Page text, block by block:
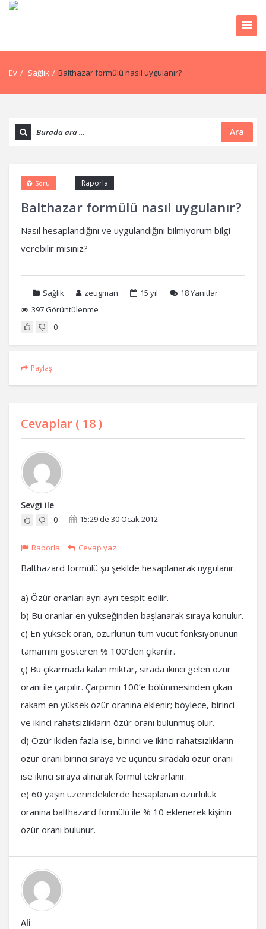
Ev / Sağlık / Balthazar formülü nasıl uygulanır?
Ara
Balthazar formülü nasıl uygulanır?
Raporla
Soru
Nasıl hesaplandığını ve uygulandığını bilmiyorum bilgi
verebilir misiniz?
Sağlık zeugman 15 yıl 18Yanıtlar
397 Görüntülenme
0
Paylaş
Cevaplar ( 18)
Sevgi ile
0 15:29'de 30 Ocak 2012
Raporla Cevap yaz
Balthazard formülü şu şekilde hesaplanarak uygulanır.
a) Özür oranları ayrı ayrı tespit edilir.
b) Bu oranlar en yükseğinden başlanarak sıraya konulur.
c) En yüksek oran, özürlünün tüm vücut fonksiyonunun
tamamını gösteren % 100’den çıkarılır.
ç) Bu çıkarmada kalan miktar, sırada ikinci gelen özür
oranı ile çarpılır. Çarpımın 100’e bölünmesinden çıkan
rakam en yüksek özür oranına eklenir; böylece, birinci
ve ikinci rahatsızlıkların özür oranı bulunmuş olur.
d) Özür ikiden fazla ise, birinci ve ikinci rahatsızlıkların
özür oranı birinci sıraya ve üçüncü sıradaki özür oranı
ise ikinci sıraya alınarak formül tekrarlanır.
e) 60 yaşın üzerindekilerde hesaplanan özürlülük
oranına balthazard formülü ile % 10 eklenerek kişinin
özür oranı bulunur.
Ali